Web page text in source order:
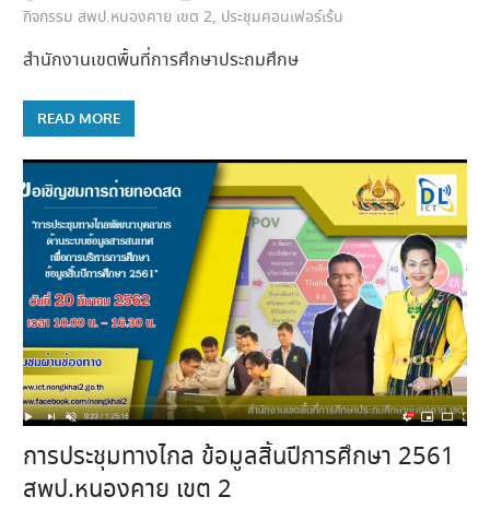
กิจกรรม สพป.หนองคาย เขต 2, ประชุมคอนเฟอร์เร้น
สำนักงานเขตพื้นที่การศึกษาประถมศึกษ
READ MORE
การประชุมทางไกล ข้อมูลสิ้นปีการศึกษา 2561
สพป.หนองคาย เขต 2